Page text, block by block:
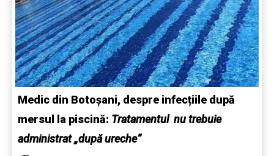
Medic din Botoșani, despre infecțiile după
mersul la piscină: Tratamentul nu trebuie
administrat „după ureche”